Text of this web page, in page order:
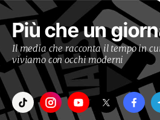
Più che un
Il media che racconta il tempo in
viviamo con occhi moderni